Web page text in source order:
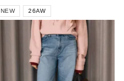
NEW 26AW